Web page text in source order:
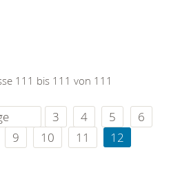
111 bis 111 von 111
3 4 5
6
9 10 11 12